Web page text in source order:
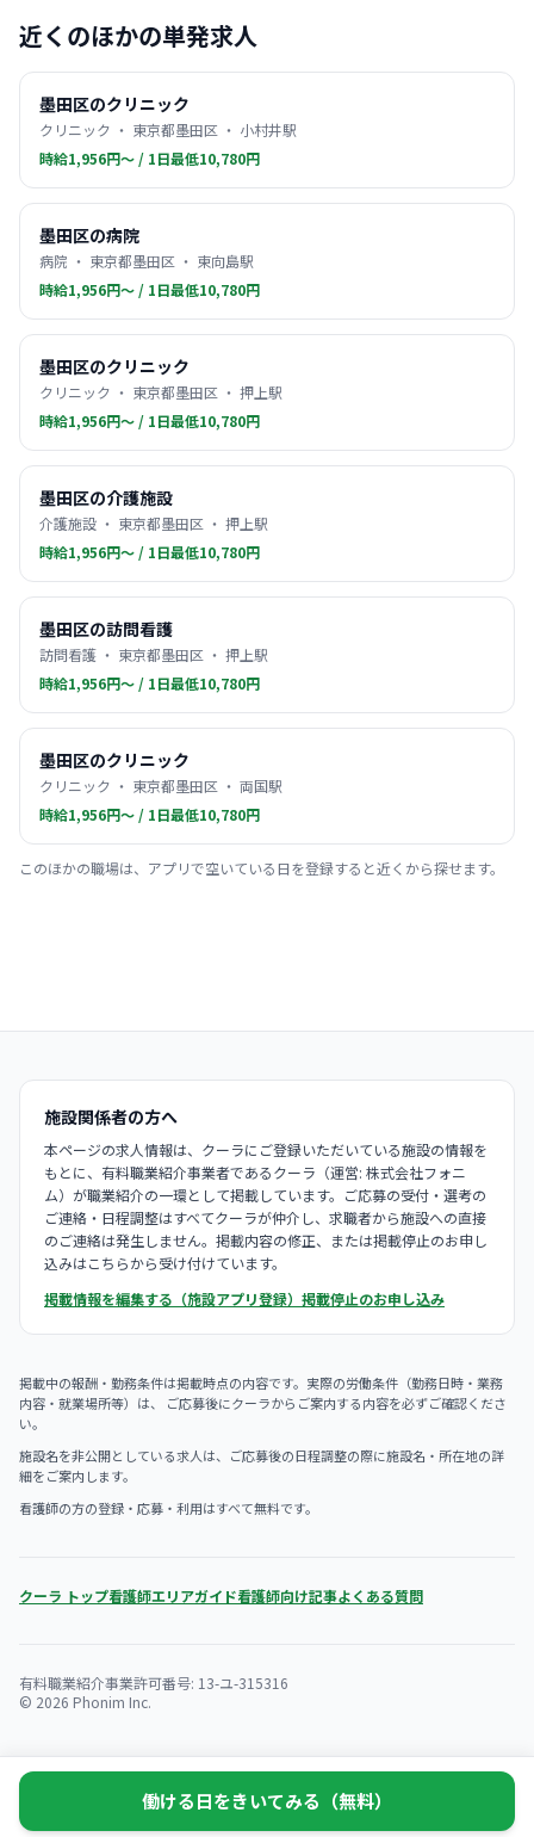
近くのほかの単発求人
墨田区のクリニック
クリニック ・ 東京都墨田区 ・ 小村井駅
時給1,956円〜 / 1日最低10,780円
墨田区の病院
病院 ・ 東京都墨田区 ・ 東向島駅
時給1,956円〜 / 1日最低10,780円
墨田区のクリニック
クリニック ・ 東京都墨田区 ・ 押上駅
時給1,956円〜 / 1日最低10,780円
墨田区の介護施設
介護施設 ・ 東京都墨田区 ・ 押上駅
時給1,956円〜 / 1日最低10,780円
墨田区の訪問看護
訪問看護 ・ 東京都墨田区 ・ 押上駅
時給1,956円〜 / 1日最低10,780円
墨田区のクリニック
クリニック ・ 東京都墨田区 ・ 両国駅
時給1,956円〜 / 1日最低10,780円
このほかの職場は、アプリで空いている日を登録すると近くから探せます。
施設関係者の方へ
本ページの求人情報は、クーラにご登録いただいている施設の情報を
もとに、有料職業紹介事業者であるクーラ（運営: 株式会社フォニ
ム）が職業紹介の一環として掲載しています。ご応募の受付・選考の
ご連絡・日程調整はすべてクーラが仲介し、求職者から施設への直接
のご連絡は発生しません。掲載内容の修正、または掲載停止のお申し
込みはこちらから受け付けています。
掲載情報を編集する（施設アプリ登録） 掲載停止のお申し込み
掲載中の報酬・勤務条件は掲載時点の内容です。実際の労働条件（勤務日時・業務
内容・就業場所等）は、 ご応募後にクーラからご案内する内容を必ずご確認くださ
い。
施設名を非公開としている求人は、ご応募後の日程調整の際に施設名・所在地の詳
細をご案内します。
看護師の方の登録・応募・利用はすべて無料です。
クーラ トップ看護師エリアガイド看護師向け記事よくある質問
有料職業紹介事業許可番号: 13-ユ-315316
© 2026 Phonim Inc.
働ける日をきいてみる（無料）